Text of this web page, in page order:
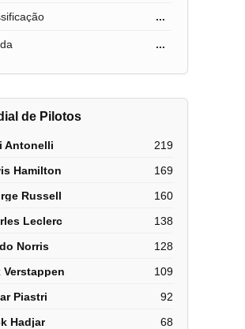
...
...
de Pilotos
Antonelli 219
Hamilton 169
Russell 160
Leclerc 138
Norris 128
Verstappen 109
Piastri 92
Hadjar 68